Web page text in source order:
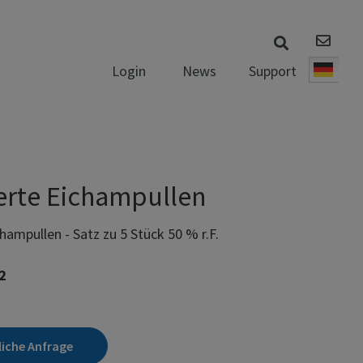
Login News Support
Eichampullen
- Satz zu 5 Stück 50 % r.F.
Anfrage